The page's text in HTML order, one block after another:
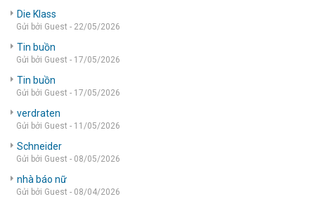
Die Klass
Gửi bởi Guest - 22/05/2026
Tin buồn
Gửi bởi Guest - 17/05/2026
Tin buồn
Gửi bởi Guest - 17/05/2026
verdraten
Gửi bởi Guest - 11/05/2026
Schneider
Gửi bởi Guest - 08/05/2026
nhà báo nữ
Gửi bởi Guest - 08/04/2026